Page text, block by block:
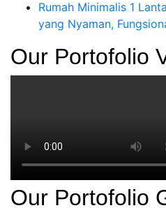
Rumah Minimalis 1
yang Nyaman,
Our Portofolio
Our Portofolio